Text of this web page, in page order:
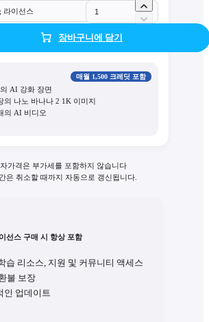
라이선스
장바구니에 담기
매월 1,500 크레딧 포함
AI 강화 장면
의 나노 바나나 2 1K 이미지
의 AI 비디오
가격은 부가세를 포함하지 않습니다
은 취소할 때까지 자동으로 갱신됩니다.
선스 구매 시 항상 포함
습 리소스, 지원 및 커뮤니티 액세스
불 보장
인 업데이트